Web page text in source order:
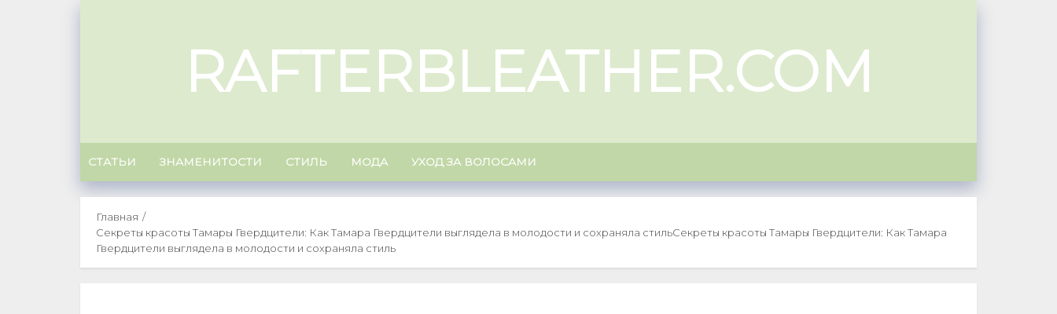
RAFTERBLEATHER.COM
СТАТЬИ ЗНАМЕНИТОСТИ СТИЛЬ МОДА УХОД ЗА ВОЛОСАМИ
Главная
Секреты красоты Тамары Гвердцители: Как Тамара Гвердцители выглядела в молодости и сохраняла стильСекреты красоты Тамары Гвердцители: Как Тамара
Гвердцители выглядела в молодости и сохраняла стиль